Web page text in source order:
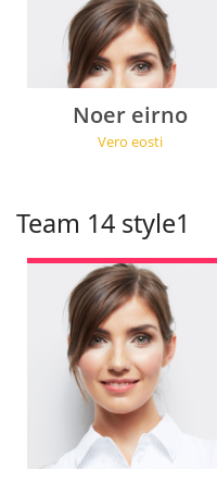
Noer eirno
Vero eosti
Team 14 style1